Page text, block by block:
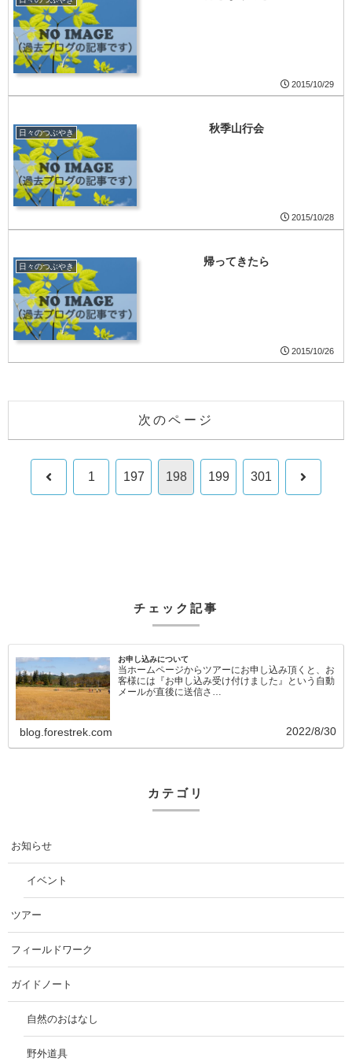
2015/10/29
日々のつぶやき 秋季山行会
2015/10/28
日々のつぶやき 帰ってきたら
2015/10/26
次のページ
前 1 197 198 199 301 次
チェック記事
お申し込みについて
当ホームページからツアーにお申し込み頂くと、お
客様には『お申し込み受け付けました』という自動
メールが直後に送信さ…
blog.forestrek.com 2022/8/30
カテゴリ
お知らせ
イベント
ツアー
フィールドワーク
ガイドノート
自然のおはなし
野外道具